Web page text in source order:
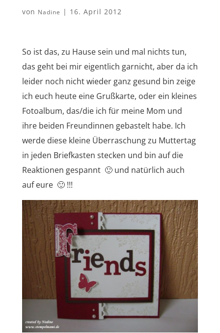
von Nadine | 16. April 2012
So ist das, zu Hause sein und mal nichts tun,
das geht bei mir eigentlich garnicht, aber da ich
leider noch nicht wieder ganz gesund bin zeige
ich euch heute eine Grußkarte, oder ein kleines
Fotoalbum, das/die ich für meine Mom und
ihre beiden Freundinnen gebastelt habe. Ich
werde diese kleine Überraschung zu Muttertag
in jeden Briefkasten stecken und bin auf die
Reaktionen gespannt 🙂 und natürlich auch
auf eure 🙂 !!!